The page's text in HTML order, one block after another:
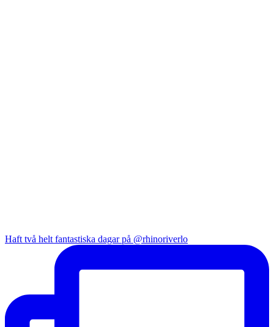
Haft två helt fantastiska dagar på @rhinoriverlo